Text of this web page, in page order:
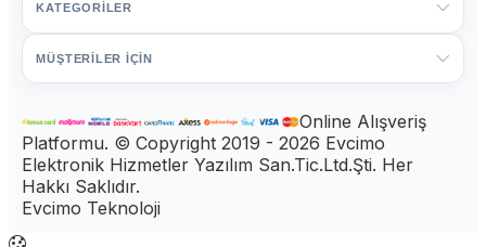
KATEGORİLER
MÜŞTERİLER İÇİN
Online Alışveriş
Platformu. © Copyright 2019 - 2026 Evcimo
Elektronik Hizmetler Yazılım San.Tic.Ltd.Şti. Her
Hakkı Saklıdır.
Evcimo Teknoloji